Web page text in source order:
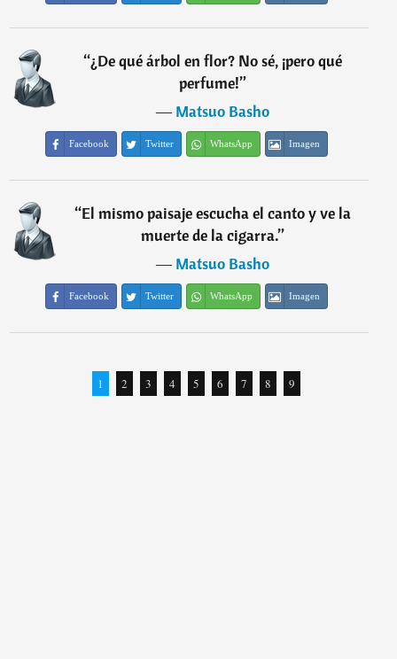
“¿De qué árbol en flor? No sé, ¡pero qué
perfume!”
―Matsuo Basho
Facebook Twitter WhatsApp Imagen
“El mismo paisaje escucha el canto y ve la
muerte de la cigarra.”
―Matsuo Basho
Facebook Twitter WhatsApp Imagen
1 2 3 4 5 6 7 8 9